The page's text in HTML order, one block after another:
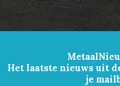
Het laatste nieuws uit
je